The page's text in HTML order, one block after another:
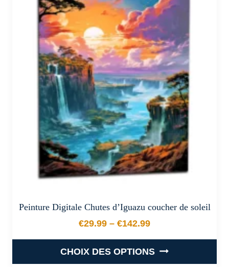
variations.
Les
options
peuvent
être
choisies
sur
la
page
du
produit
Peinture Digitale Chutes d’Iguazu coucher de soleil
€29.99 – €142.99
Plage de prix : €29.99 à
CHOIX DES OPTIONS